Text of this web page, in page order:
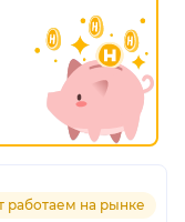
работаем на рынке